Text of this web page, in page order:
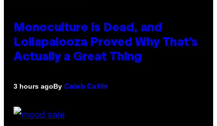
Monoculture is Dead, and
Lollapalooza Proved Why That’s
Actually a Great Thing
3 hours agoBy Caleb Catlin